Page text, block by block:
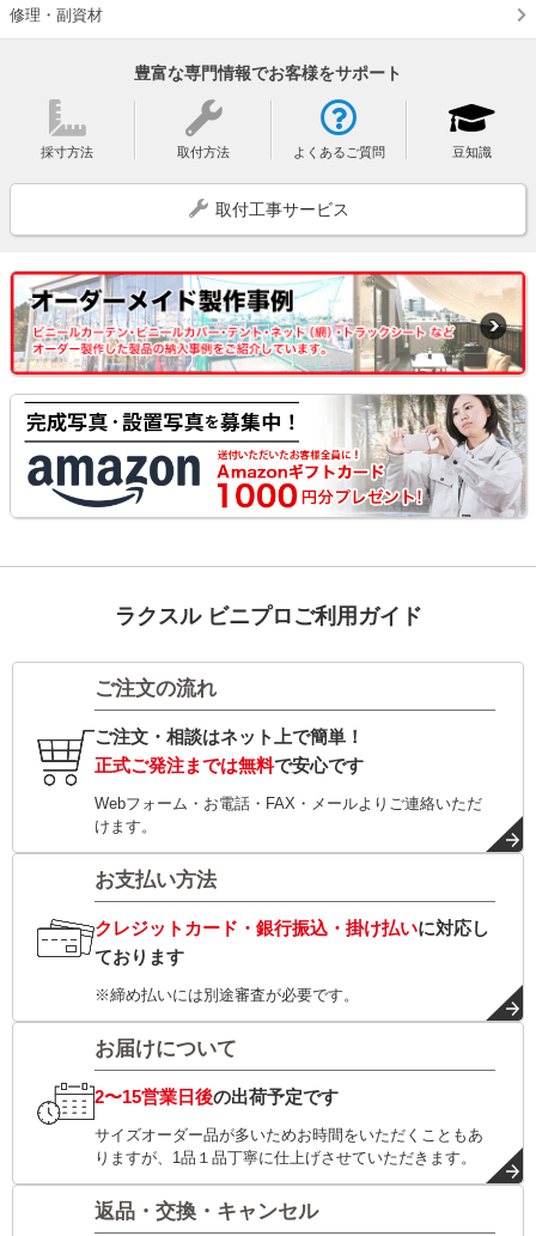
修理・副資材
豊富な専門情報でお客様をサポート
採寸方法 取付方法 よくあるご質問 豆知識
取付工事サービス
ラクスル ビニプロご利用ガイド
ご注文の流れ
ご注文・相談はネット上で簡単！
正式ご発注までは無料で安心です
Webフォーム・お電話・FAX・メールよりご連絡いただ
けます。
お支払い方法
クレジットカード・銀行振込・掛け払いに対応し
ております
※締め払いには別途審査が必要です。
お届けについて
2〜15営業日後の出荷予定です
サイズオーダー品が多いためお時間をいただくこともあ
りますが、1品１品丁寧に仕上げさせていただきます。
返品・交換・キャンセル